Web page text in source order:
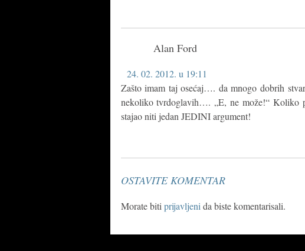
Alan Ford
24. 02. 2012. u 19:11
Zašto imam taj osećaj…. da mnogo dobrih
nekoliko tvrdoglavih…. „E, ne može!“ Koliko
stajao niti jedan JEDINI argument!
OSTAVITE KOMENTAR
Morate biti prijavljeni da biste komentarisali.